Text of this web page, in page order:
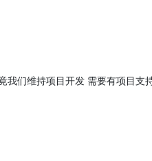
我们维持项目开发 需要有项目支